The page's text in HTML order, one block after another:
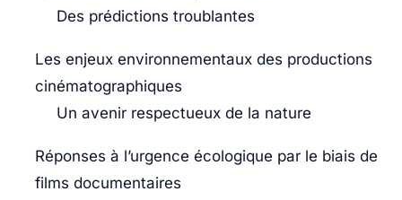
Des prédictions troublantes
Les enjeux environnementaux des productions
cinématographiques
Un avenir respectueux de la nature
Réponses à l’urgence écologique par le biais de
films documentaires